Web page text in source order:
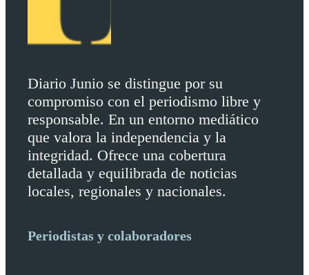
Diario Junio se distingue por su
compromiso con el periodismo libre y
responsable. En un entorno mediático
que valora la independencia y la
integridad. Ofrece una cobertura
detallada y equilibrada de noticias
locales, regionales y nacionales.
Periodistas y colaboradores